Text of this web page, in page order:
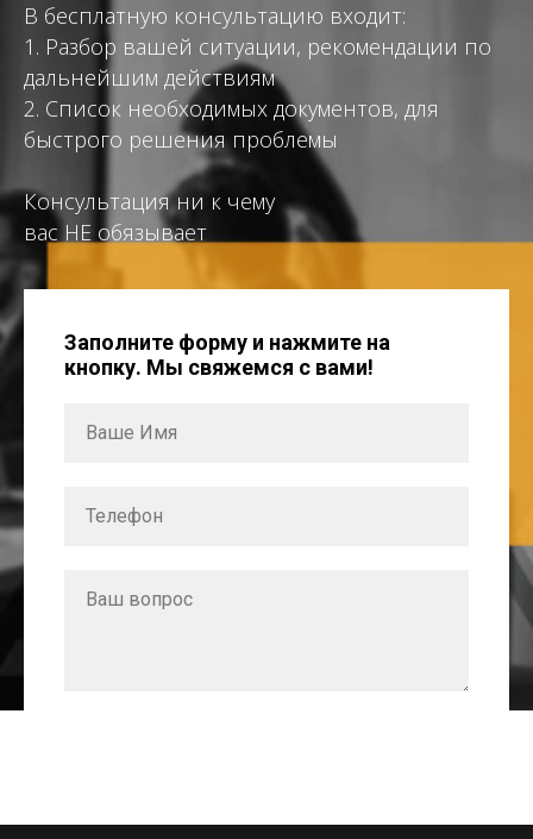
В бесплатную консультацию входит:
1. Разбор вашей ситуации, рекомендации по
дальнейшим действиям
2. Список необходимых документов, для
быстрого решения проблемы
Консультация ни к чему
вас НЕ обязывает
Заполните форму и нажмите на
кнопку. Мы свяжемся с вами!
Ваше Имя
Телефон
Ваш вопрос
Отправить